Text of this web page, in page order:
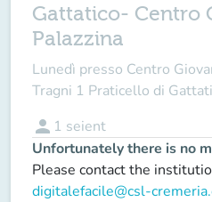
Gattatico- Centro
Palazzina
Lunedì presso Centro
Tragni 1 Praticello di
person 1 seient
Unfortunately there is no
Please contact the
digitalefacile@csl-